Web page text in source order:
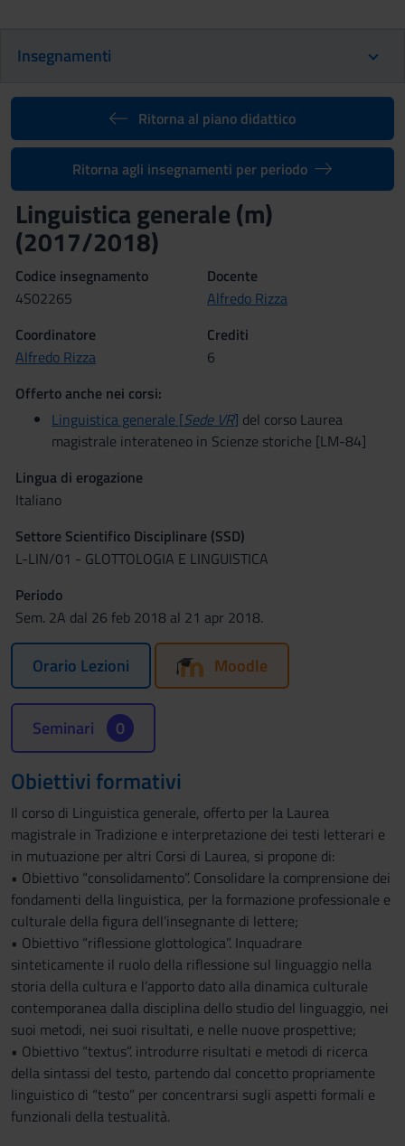
Insegnamenti
Ritorna al piano didattico
Ritorna agli insegnamenti per periodo
Linguistica generale (m)
(2017/2018)
Codice insegnamento
4S02265
Docente
Alfredo Rizza
Coordinatore
Alfredo Rizza
Crediti
6
Offerto anche nei corsi:
Linguistica generale [Sede VR] del corso Laurea
magistrale interateneo in Scienze storiche [LM-84]
Lingua di erogazione
Italiano
Settore Scientifico Disciplinare (SSD)
L-LIN/01 - GLOTTOLOGIA E LINGUISTICA
Periodo
Sem. 2A dal 26 feb 2018 al 21 apr 2018.
Orario Lezioni Moodle
Seminari 0
Obiettivi formativi
Il corso di Linguistica generale, offerto per la Laurea
magistrale in Tradizione e interpretazione dei testi letterari e
in mutuazione per altri Corsi di Laurea, si propone di:
• Obiettivo “consolidamento”. Consolidare la comprensione dei
fondamenti della linguistica, per la formazione professionale e
culturale della figura dell’insegnante di lettere;
• Obiettivo “riflessione glottologica”. Inquadrare
sinteticamente il ruolo della riflessione sul linguaggio nella
storia della cultura e l’apporto dato alla dinamica culturale
contemporanea dalla disciplina dello studio del linguaggio, nei
suoi metodi, nei suoi risultati, e nelle nuove prospettive;
• Obiettivo “textus”. introdurre risultati e metodi di ricerca
della sintassi del testo, partendo dal concetto propriamente
linguistico di “testo” per concentrarsi sugli aspetti formali e
funzionali della testualità.